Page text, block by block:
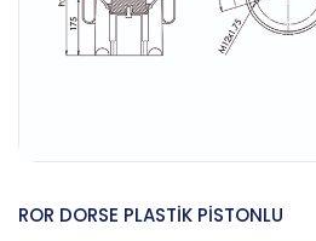
ROR DORSE PLASTİK PİSTONLU